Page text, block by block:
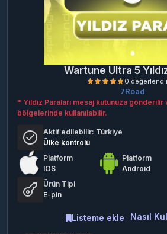
Wartune Ultra 5
7Road
* Yıldız Paraları mesaj kutunuza
bölgelerinde kullanılabilir.
Aktif edilebilir: Türkiye
Ülke kontrolü
Platform
IOS
Platform
Android
Ürün Tipi
E-pin
Nasıl
Listeme ekle